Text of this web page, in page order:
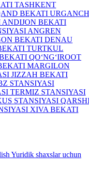
TASHKENT
BEKATI URGANCH
ANDIJON BEKATI
ANGREN
BEKATI DENAU
TURTKUL
QO‘NG‘IROOT
MARGILON
JIZZAH BEKATI
STANSIYASI
TERMIZ STANSIYASI
STANSIYASI
XIVA BEKATI
Yuridik shaxslar uchun